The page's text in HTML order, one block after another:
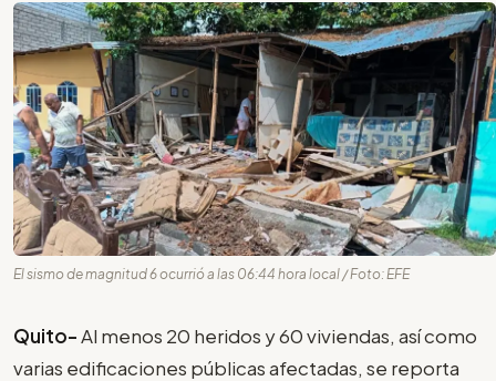
El sismo de magnitud 6 ocurrió a las 06:44 hora local / Foto: EFE
Quito-Al menos 20 heridos y 60 viviendas, así como
varias edificaciones públicas afectadas, se reporta